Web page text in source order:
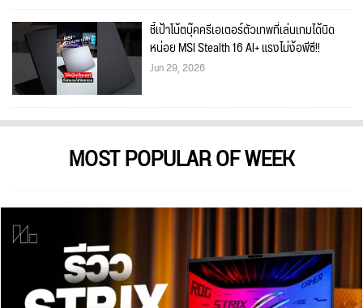
ชี้เป้าโน้ตบุ๊คครีเอเตอร์ตัวเทพที่เล่นเกมได้นิด
หน่อย MSI Stealth 16 AI+ แรงไม่ง้อพีซี!!
Jun 29, 2026
MOST POPULAR OF WEEK